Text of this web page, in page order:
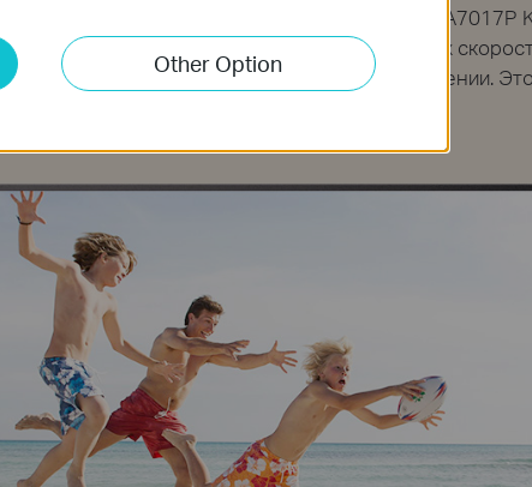
гигабитному порту Ethernet, комплект TL-PA7017P
устройства к интернету на высоких
передачу видео в ультравысоком разрешении.
Other Option